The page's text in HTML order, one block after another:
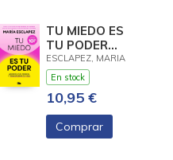
TU MIEDO ES
TU PODER
(LIMITADA)
ESCLAPEZ, MARIA
En stock
10,95 €
Comprar